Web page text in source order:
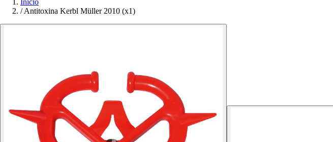
Início
/ Antitoxina Kerbl Müller 2010 (x1)